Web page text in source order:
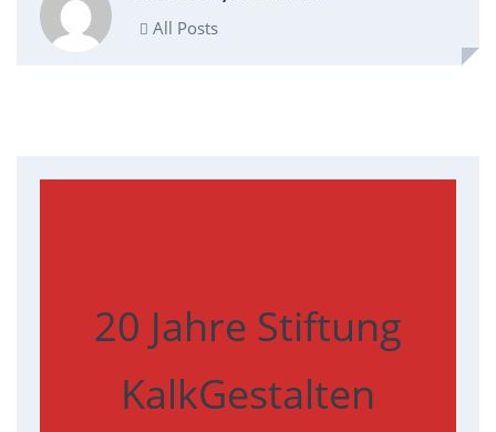
All Posts
20 Jahre Stiftung
KalkGestalten